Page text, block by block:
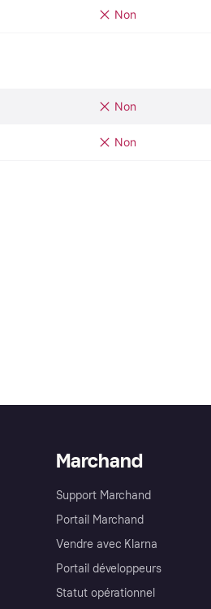
Non
Non
Non
Marchand
Support Marchand
Portail Marchand
Vendre avec Klarna
Portail développeurs
Statut opérationnel